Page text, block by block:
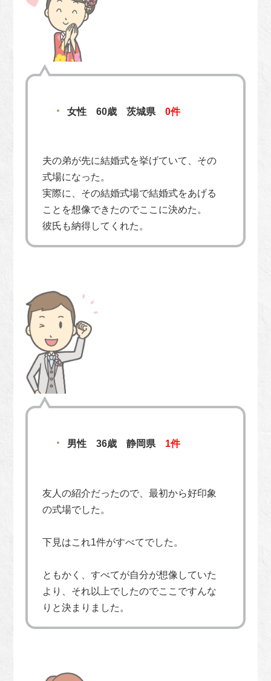
女性 60歳 茨城県0件
夫の弟が先に結婚式を挙げていて、その
式場になった。
実際に、その結婚式場で結婚式をあげる
ことを想像できたのでここに決めた。
彼氏も納得してくれた。
男性 36歳 静岡県 1件
友人の紹介だったので、最初から好印象
の式場でした。
下見はこれ1件がすべてでした。
ともかく、すべてが自分が想像していた
より、それ以上でしたのでここですんな
りと決まりました。